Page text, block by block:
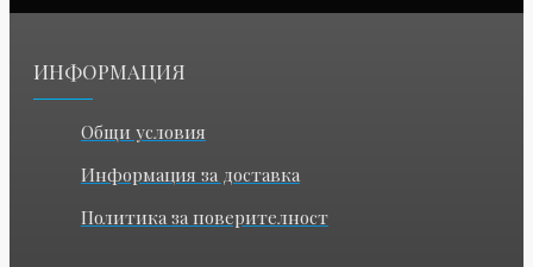
ИНФОРМАЦИЯ
Общи условия
Информация за доставка
Политика за поверителност